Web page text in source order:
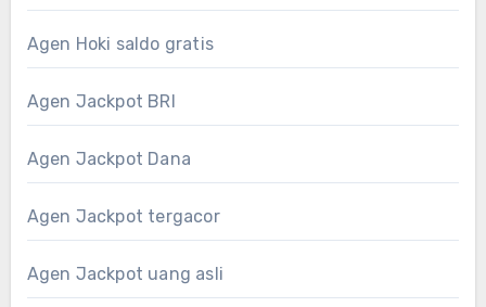
Agen Hoki saldo gratis
Agen Jackpot BRI
Agen Jackpot Dana
Agen Jackpot tergacor
Agen Jackpot uang asli